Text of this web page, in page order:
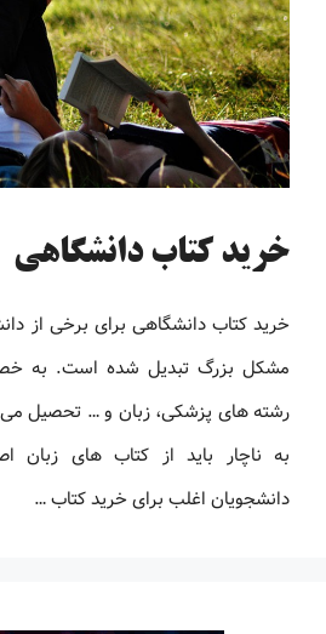
خرید کتاب دانشگاهی
خرید کتاب دانشگاهی برای برخی از
مشکل بزرگ تبدیل شده است. به
رشته های پزشکی، زبان و … تحصیل
به ناچار باید از کتاب های زبان
دانشجویان اغلب برای خرید کتاب …